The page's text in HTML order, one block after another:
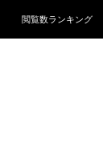
閲覧数ランキング